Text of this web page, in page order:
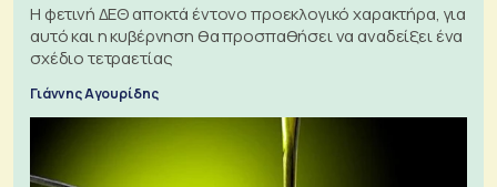
Η φετινή ΔΕΘ αποκτά έντονο προεκλογικό χαρακτήρα, για
αυτό και η κυβέρνηση θα προσπαθήσει να αναδείξει ένα
σχέδιο τετραετίας
Γιάννης Αγουρίδης